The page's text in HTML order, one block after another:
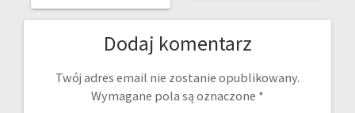
Dodaj komentarz
Twój adres email nie zostanie opublikowany.
Wymagane pola są oznaczone *